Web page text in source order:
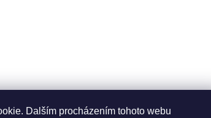
Dalším procházením tohoto webu